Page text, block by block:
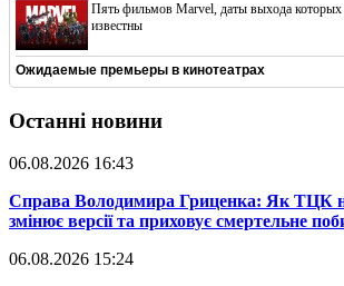
Пять фильмов Marvel, даты выхода
известны
Ожидаемые премьеры в кинотеатрах
Останні новини
06.08.2026 16:43
​Справа Володимира Гриценка: Як ТЦК
змінює версії та приховує смертельне
06.08.2026 15:24